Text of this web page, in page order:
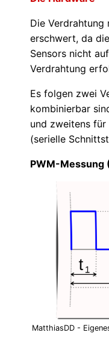
Die
erschwert, da
Sensors nicht
Verdrahtung
Es folgen zwei
kombinierbar
und zweitens für
(serielle
PWM-Messung
MatthiasDD -